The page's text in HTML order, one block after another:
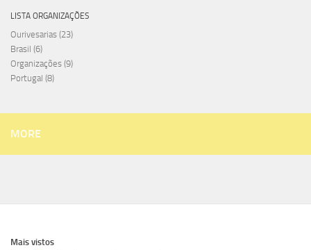
LISTA ORGANIZAÇÕES
Ourivesarias (23)
Brasil (6)
Organizações (9)
Portugal (8)
MORE
Mais vistos